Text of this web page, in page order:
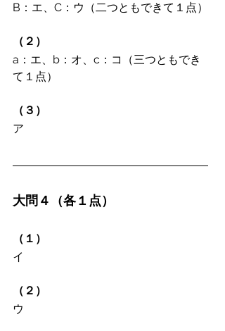
B：エ、C：ウ（二つともできて１点）
（２）
a：エ、b：オ、c：コ（三つともでき
て１点）
（３）
ア
大問４（各１点）
（１）
イ
（２）
ウ